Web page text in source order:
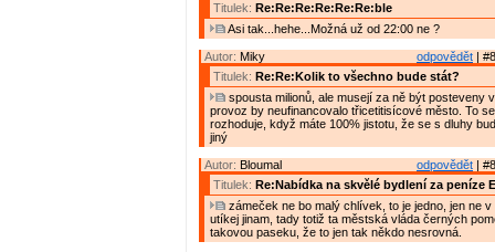
Titulek: Re:Re:Re:Re:Re:Re:ble
Asi tak...hehe...Možná už od 22:00 ne ?
odpovědět |
Autor: Miky
Titulek: Re:Re:Kolik to všechno bude stát?
spousta milionů, ale musejí za ně být posteveny
provoz by neufinancovalo třicetitisícové město. To
rozhoduje, když máte 100% jistotu, že se s dluhy
jiný
odpovědět |
Autor: Bloumal
Titulek: Re:Nabídka na skvělé bydlení za peníze
zámeček ne bo malý chlívek, to je jedno, jen ne v
utíkej jinam, tady totiž ta městská vláda černých
takovou paseku, že to jen tak někdo nesrovná.